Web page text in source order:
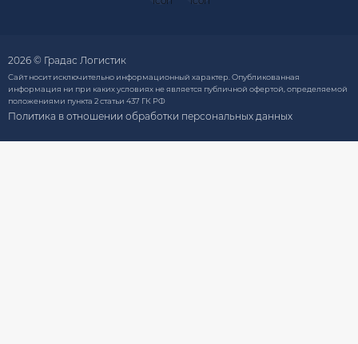
2026 © Градас Логистик
Сайт носит исключительно информационный характер. Опубликованная
информация ни при каких условиях не является публичной офертой, определяемой
положениями пункта 2 статьи 437 ГК РФ
Политика в отношении обработки персональных данных